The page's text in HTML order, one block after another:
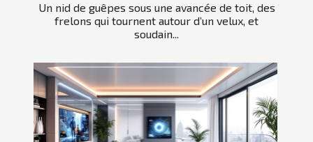
Un nid de guêpes sous une avancée de toit, des
frelons qui tournent autour d’un velux, et
soudain...